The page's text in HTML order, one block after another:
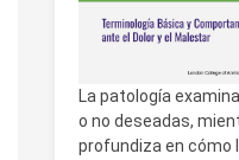
La patología
o no deseadas,
profundiza en cómo